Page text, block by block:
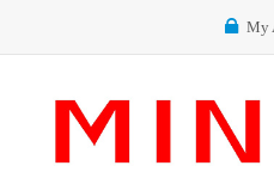
My